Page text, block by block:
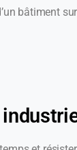
bâtiment